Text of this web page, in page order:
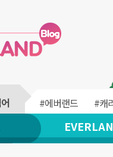
#에버랜드 #캐